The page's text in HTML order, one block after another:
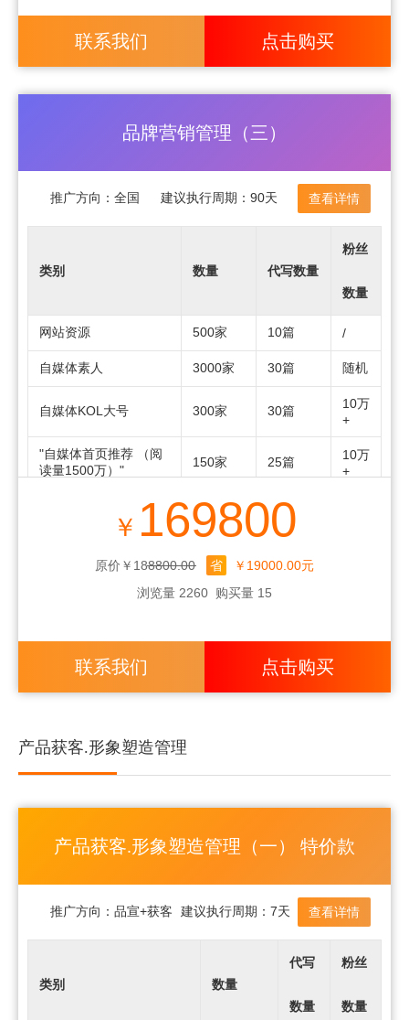
答/200组
/
1篇
赠送（高
联系我们 点击购买
品牌营销管理（三）
推广方向： 全国 建议执行周期： 90天 查看详情
类别 数量 代写数量
粉丝
数量
网站资源 500家 10篇 /
自媒体素人 3000家 30篇 随机
自媒体KOL大号 300家 30篇
10万
+
"自媒体首页推荐 （阅
读量1500万）"
150家 25篇
10万
+
2000家 2000篇
300家 300篇
一问三
答/400组
15篇
答/300组
/
1篇
￥ 169800
原价￥188800.00 省
￥19000.00元
浏览量 2260 购买量 15
联系我们 点击购买
产品获客.形象塑造管理
产品获客.形象塑造管理（一） 特价款
推广方向： 品宣+获客 建议执行周期： 7天 查看详情
类别 数量
代写
数量
粉丝
数量